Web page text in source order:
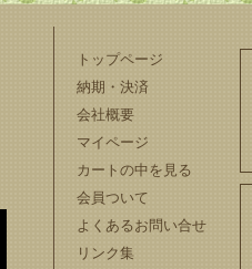
トップページ
納期・決済
会社概要
マイページ
カートの中を見る
会員ついて
よくあるお問い合せ
リンク集